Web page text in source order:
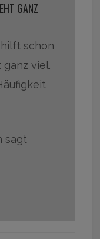
GANZ
schon
viel.
sagt